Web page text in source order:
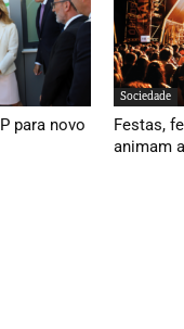
para novo
Sociedade
Festas,
animam